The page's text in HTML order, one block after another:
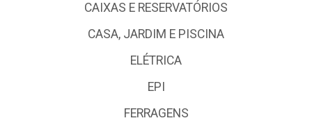
CAIXAS E RESERVATÓRIOS
CASA, JARDIM E PISCINA
ELÉTRICA
EPI
FERRAGENS